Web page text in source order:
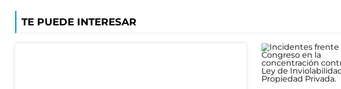
TE PUEDE INTERESAR